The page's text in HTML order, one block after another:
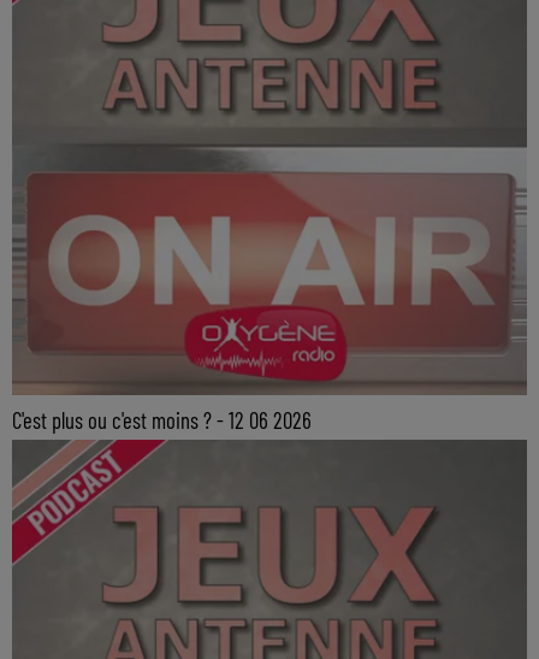
C'est plus ou c'est moins ? - 12 06 2026